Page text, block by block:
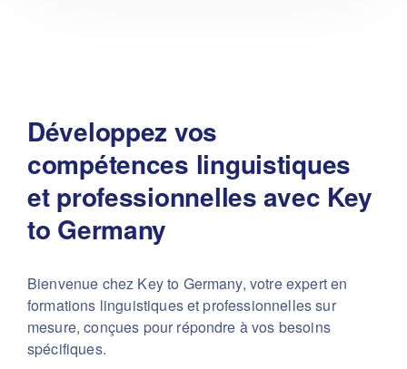
Développez vos
compétences linguistiques
et professionnelles avec Key
to Germany
Bienvenue chez Key to Germany, votre expert en
formations linguistiques et professionnelles sur
mesure, conçues pour répondre à vos besoins
spécifiques.